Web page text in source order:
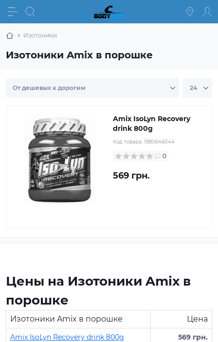
Изотоники
Изотоники Amix в порошке
Amix IsoLyn Recovery
drink 800g
Код товара: 1880646044
0
569 грн.
Цены на Изотоники Amix в
порошке
Изотоники Amix в порошке Цена
Amix IsoLyn Recovery drink 800g 569 грн.